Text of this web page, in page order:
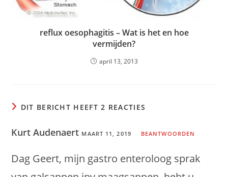
reflux oesophagitis – Wat is het en hoe
vermijden?
april 13, 2013
DIT BERICHT HEEFT 2 REACTIES
Kurt Audenaert MAART 11, 2019 BEANTWOORDEN
Dag Geert, mijn gastro enteroloog sprak